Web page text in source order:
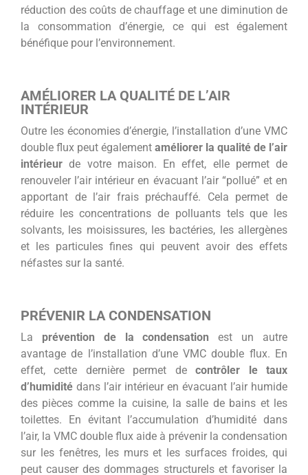
réduction des coûts de chauffage et une diminution de
la consommation d’énergie, ce qui est également
bénéfique pour l’environnement.
AMÉLIORER LA QUALITÉ DE L’AIR
INTÉRIEUR
Outre les économies d’énergie, l’installation d’une VMC
double flux peut également améliorer la qualité de l’air
intérieurde votre maison. En effet, elle permet de
renouveler l’air intérieur en évacuant l’air “pollué” et en
apportant de l’air frais préchauffé. Cela permet de
réduire les concentrations de polluants tels que les
solvants, les moisissures, les bactéries, les allergènes
et les particules fines qui peuvent avoir des effets
néfastes sur la santé.
PRÉVENIR LA CONDENSATION
La prévention de la condensation est un autre
avantage de l’installation d’une VMC double flux. En
effet, cette dernière permet decontrôler le taux
d’humidité dans l’air intérieur en évacuant l’air humide
des pièces comme la cuisine, la salle de bains et les
toilettes. En évitant l’accumulation d’humidité dans
l’air, la VMC double flux aide à prévenir la condensation
sur les fenêtres, les murs et les surfaces froides, qui
peut causer des dommages structurels et favoriser la